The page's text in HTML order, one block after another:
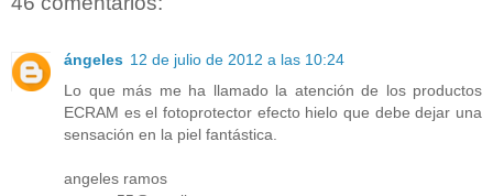
ángeles 12 de julio de 2012 a las 10:24
Lo que más me ha llamado la atención de los productos
ECRAM es el fotoprotector efecto hielo que debe dejar una
sensación en la piel fantástica.
angeles ramos